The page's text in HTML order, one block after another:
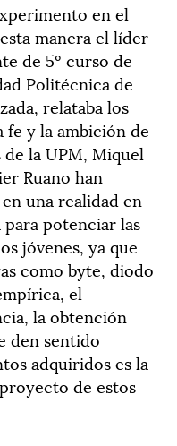
en el
manera el líder
de 5º curso de
Politécnica de
relataba los
y la ambición de
la UPM, Miquel
Ruano han
una realidad en
potenciar las
jóvenes, ya que
como byte, diodo
el
la obtención
den sentido
adquiridos es la
de estos